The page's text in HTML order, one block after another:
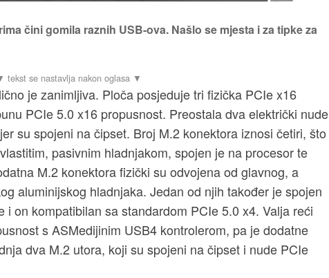
čini gomila raznih USB-ova. Našlo se mjesta i za tipke za
je zanimljiva. Ploča posjeduje tri fizička PCIe x16
PCIe 5.0 x16 propusnost. Preostala dva električki nude
su spojeni na čipset. Broj M.2 konektora iznosi četiri, što
pasivnim hladnjakom, spojen je na procesor te
M.2 konektora fizički su odvojena od glavnog, a
aluminijskog hladnjaka. Jedan od njih također je spojen
i on kompatibilan sa standardom PCIe 5.0 x4. Valja reći
s ASMedijinim USB4 kontrolerom, pa je dodatne
dva M.2 utora, koji su spojeni na čipset i nude PCIe